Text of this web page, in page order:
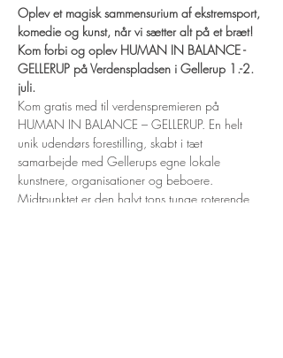
Oplev et magisk sammensurium af ekstremsport,
komedie og kunst, når vi sætter alt på et bræt!
Kom forbi og oplev HUMAN IN BALANCE -
GELLERUP på Verdenspladsen i Gellerup 1.-2.
juli.
Kom gratis med til verdenspremieren på
HUMAN IN BALANCE – GELLERUP. En helt
unik udendørs forestilling, skabt i tæt
samarbejde med Gellerups egne lokale
kunstnere, organisationer og beboere.
Midtpunktet er den halvt tons tunge roterende